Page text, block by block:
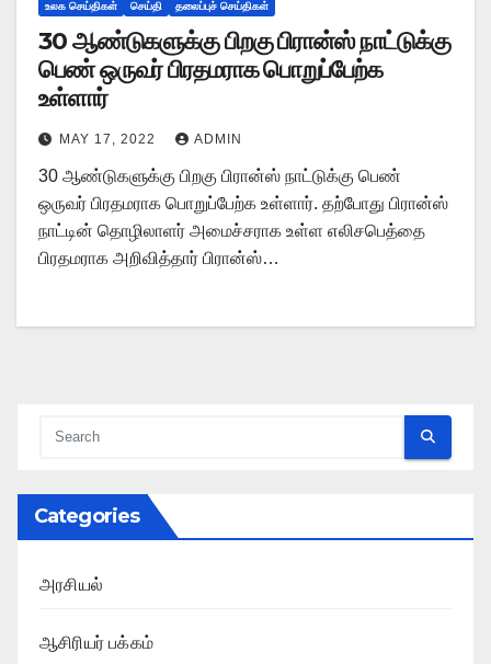
உலக செய்திகள் செய்தி தலைப்புச் செய்திகள்
30 ஆண்டுகளுக்கு பிறகு பிரான்ஸ் நாட்டுக்கு
பெண் ஒருவர் பிரதமராக பொறுப்பேற்க
உள்ளார்
MAY 17, 2022 ADMIN
30 ஆண்டுகளுக்கு பிறகு பிரான்ஸ் நாட்டுக்கு பெண்
ஒருவர் பிரதமராக பொறுப்பேற்க உள்ளார். தற்போது பிரான்ஸ்
நாட்டின் தொழிலாளர் அமைச்சராக உள்ள எலிசபெத்தை
பிரதமராக அறிவித்தார் பிரான்ஸ்…
Categories
அரசியல்
ஆசிரியர் பக்கம்